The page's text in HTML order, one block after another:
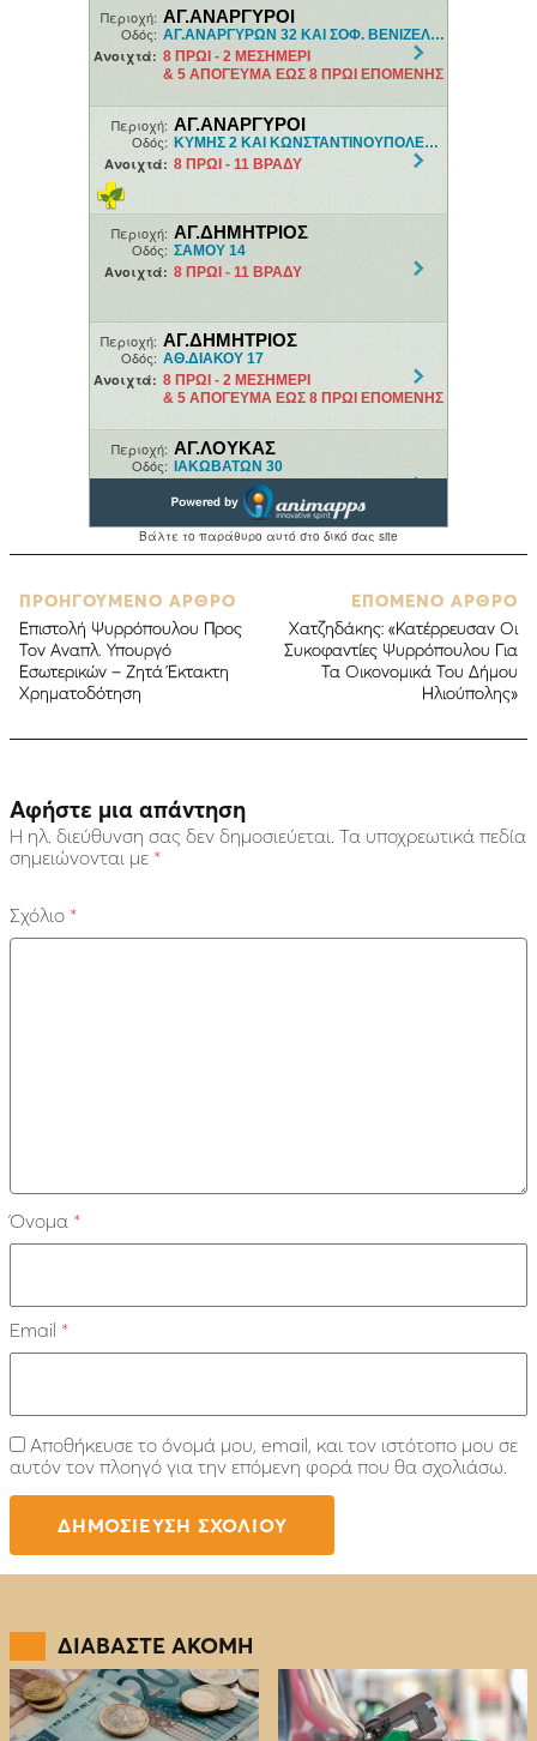
ΠΡΟΗΓΟΥΜΕΝΟ ΑΡΘΡΟ
Επιστολή Ψυρρόπουλου Προς
Τον Αναπλ. Υπουργό
Εσωτερικών – Ζητά Έκτακτη
Χρηματοδότηση
ΕΠΟΜΕΝΟ ΑΡΘΡΟ
Χατζηδάκης: «Κατέρρευσαν Οι
Συκοφαντίες Ψυρρόπουλου Για
Τα Οικονομικά Του Δήμου
Ηλιούπολης»
Αφήστε μια απάντηση
Η ηλ. διεύθυνση σας δεν δημοσιεύεται. Τα υποχρεωτικά πεδία
σημειώνονται με *
Σχόλιο *
Όνομα *
Email *
Αποθήκευσε το όνομά μου, email, και τον ιστότοπο μου σε
αυτόν τον πλοηγό για την επόμενη φορά που θα σχολιάσω.
ΔΙΑΒΑΣΤΕ ΑΚΟΜΗ